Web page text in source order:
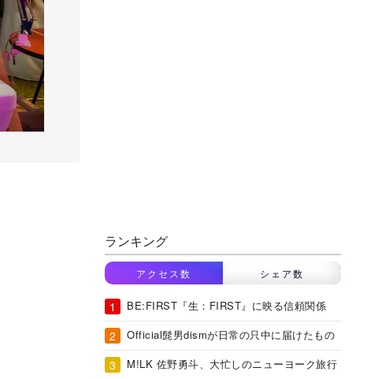
ランキング
アクセス数 シェア数
BE:FIRST『生：FIRST』に映る信頼関係
Official髭男dismが日常の只中に届けたもの
M!LK 佐野勇斗、大忙しのニューヨーク旅行